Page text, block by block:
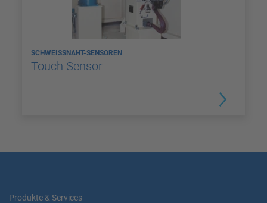
SCHWEISSNAHT-SENSOREN
Touch Sensor
Produkte & Services